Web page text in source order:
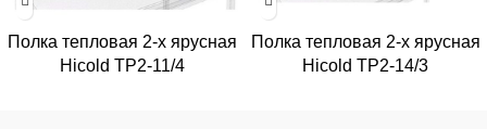
Полка тепловая 2-х ярусная
Hicold TP2-11/4
Полка тепловая 2-х ярусная
Hicold TP2-14/3